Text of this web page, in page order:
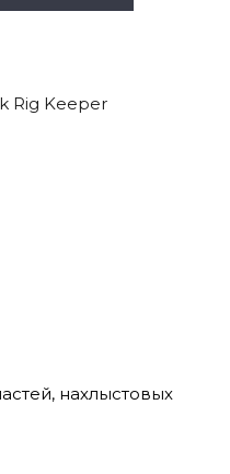
Rig Keeper
нахлыстовых